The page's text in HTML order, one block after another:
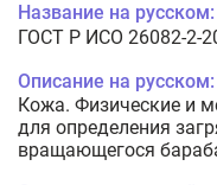
Название на русском:
ГОСТ Р ИСО 26082-2-
Описание на русском:
Кожа. Физические и
для определения
вращающегося